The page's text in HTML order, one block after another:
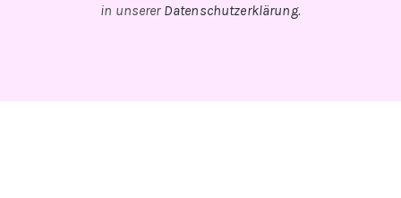
in unserer Datenschutzerklärung.